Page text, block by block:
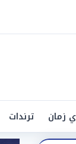
زمان ترندات